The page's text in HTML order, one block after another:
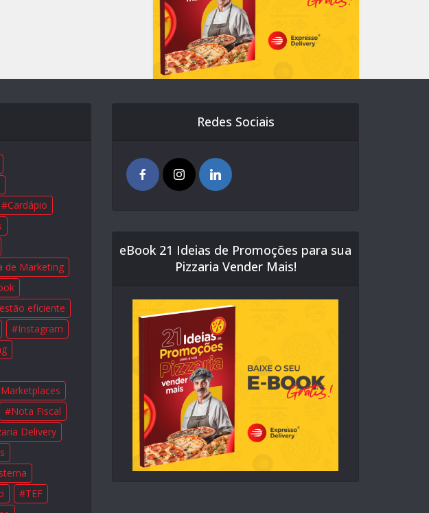
Cardápio
de Marketing
eficiente
Instagram
Marketplaces
Nota Fiscal
Delivery
TEF
Redes Sociais
eBook 21 Ideias de Promoções para sua
Pizzaria Vender Mais!